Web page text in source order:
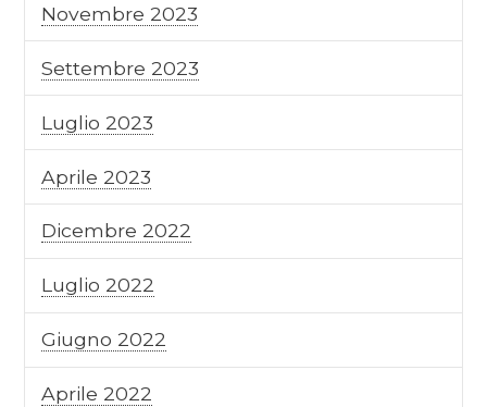
Novembre 2023
Settembre 2023
Luglio 2023
Aprile 2023
Dicembre 2022
Luglio 2022
Giugno 2022
Aprile 2022